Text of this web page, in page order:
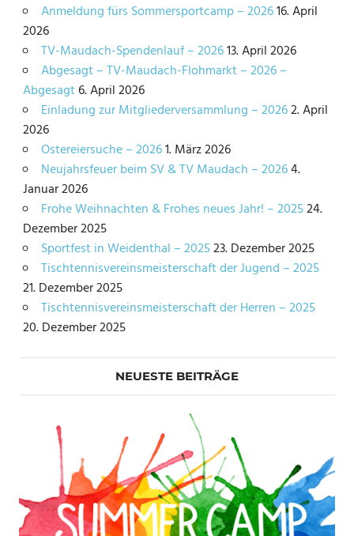
Anmeldung fürs Sommersportcamp – 202616. April
2026
TV-Maudach-Spendenlauf – 202613. April 2026
Abgesagt – TV-Maudach-Flohmarkt – 2026 –
Abgesagt6. April 2026
Einladung zur Mitgliederversammlung – 20262. April
2026
Ostereiersuche – 20261. März 2026
Neujahrsfeuer beim SV & TV Maudach – 20264.
Januar 2026
Frohe Weihnachten & Frohes neues Jahr! – 202524.
Dezember 2025
Sportfest in Weidenthal – 202523. Dezember 2025
Tischtennisvereinsmeisterschaft der Jugend – 2025
21. Dezember 2025
Tischtennisvereinsmeisterschaft der Herren – 2025
20. Dezember 2025
NEUESTE BEITRÄGE